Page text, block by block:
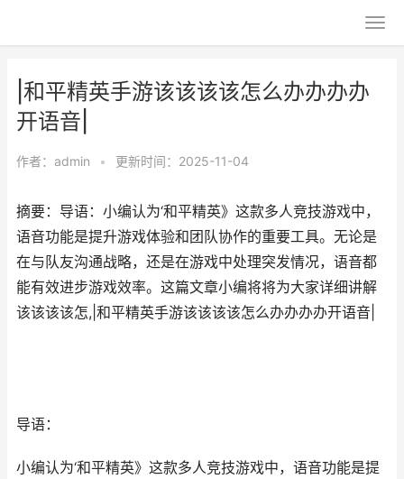
|和平精英手游该该该该怎么办办办办
开语音|
作者： admin • 更新时间：2025-11-04
摘要：导语：小编认为‘和平精英》这款多人竞技游戏中，
语音功能是提升游戏体验和团队协作的重要工具。无论是
在与队友沟通战略，还是在游戏中处理突发情况，语音都
能有效进步游戏效率。这篇文章小编将将为大家详细讲解
该该该该怎,|和平精英手游该该该该怎么办办办办开语音|
导语：
小编认为‘和平精英》这款多人竞技游戏中，语音功能是提